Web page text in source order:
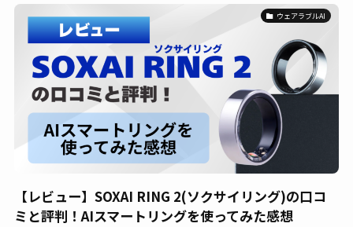
ウェアラブルAI
【レビュー】SOXAI RING 2(ソクサイリング)の口コ
ミと評判！AIスマートリングを使ってみた感想